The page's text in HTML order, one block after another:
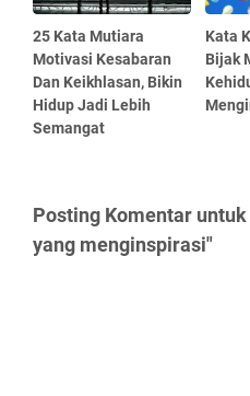
25 Kata Mutiara
Motivasi Kesabaran
Dan Keikhlasan, Bikin
Hidup Jadi Lebih
Semangat
Kata
Bijak
Posting Komentar
yang menginspirasi"